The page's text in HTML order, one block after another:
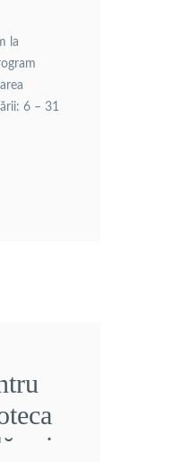
la
6 – 31